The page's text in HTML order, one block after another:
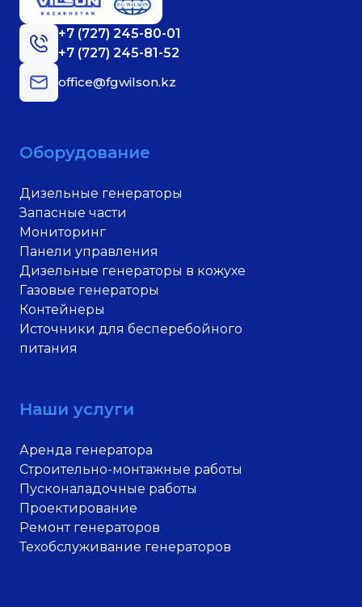
+7 (727) 245-80-01
+7 (727) 245-81-52
office@fgwilson.kz
Оборудование
Дизельные генераторы
Запасные части
Мониторинг
Панели управления
Дизельные генераторы в кожухе
Газовые генераторы
Контейнеры
Источники для бесперебойного
питания
Наши услуги
Аренда генератора
Строительно-монтажные работы
Пусконаладочные работы
Проектирование
Ремонт генераторов
Техобслуживание генераторов